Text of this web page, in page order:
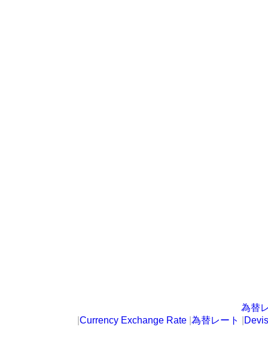
為替
Currency Exchange Rate 為替レート